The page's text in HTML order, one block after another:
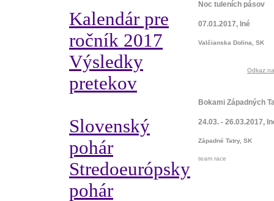
Kalendár pre
ročník 2017
Výsledky
pretekov
Slovenský
pohár
Stredoeurópsky
pohár
Noc tuleních pásov
07.01.2017, Iné
Valčianska Dolina, SK
Odkaz
Bokami Západných
24.03. - 26.03.2017,
Západné Tatry, SK
team race